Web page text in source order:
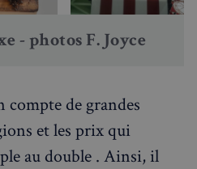
- photos F. Joyce
compte de grandes
et les prix qui
au double . Ainsi, il